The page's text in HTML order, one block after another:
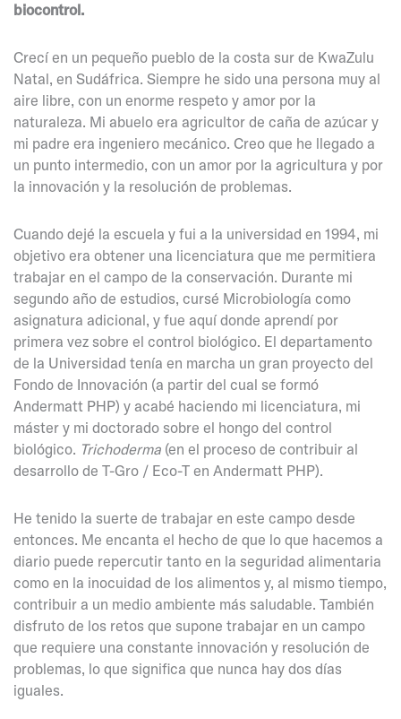
biocontrol.
Crecí en un pequeño pueblo de la costa sur de KwaZulu
Natal, en Sudáfrica. Siempre he sido una persona muy al
aire libre, con un enorme respeto y amor por la
naturaleza. Mi abuelo era agricultor de caña de azúcar y
mi padre era ingeniero mecánico. Creo que he llegado a
un punto intermedio, con un amor por la agricultura y por
la innovación y la resolución de problemas.
Cuando dejé la escuela y fui a la universidad en 1994, mi
objetivo era obtener una licenciatura que me permitiera
trabajar en el campo de la conservación. Durante mi
segundo año de estudios, cursé Microbiología como
asignatura adicional, y fue aquí donde aprendí por
primera vez sobre el control biológico. El departamento
de la Universidad tenía en marcha un gran proyecto del
Fondo de Innovación (a partir del cual se formó
Andermatt PHP) y acabé haciendo mi licenciatura, mi
máster y mi doctorado sobre el hongo del control
biológico. Trichoderma (en el proceso de contribuir al
desarrollo de T-Gro / Eco-T en Andermatt PHP).
He tenido la suerte de trabajar en este campo desde
entonces. Me encanta el hecho de que lo que hacemos a
diario puede repercutir tanto en la seguridad alimentaria
como en la inocuidad de los alimentos y, al mismo tiempo,
contribuir a un medio ambiente más saludable. También
disfruto de los retos que supone trabajar en un campo
que requiere una constante innovación y resolución de
problemas, lo que significa que nunca hay dos días
iguales.